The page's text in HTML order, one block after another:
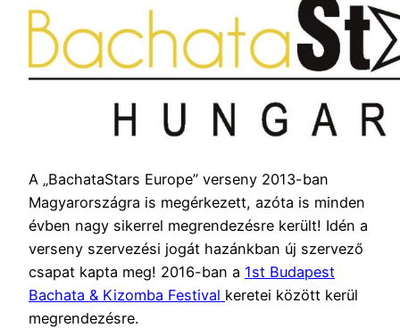
A „BachataStars Europe” verseny 2013-ban
Magyarországra is megérkezett, azóta is minden
évben nagy sikerrel megrendezésre került! Idén a
verseny szervezési jogát hazánkban új szervező
csapat kapta meg! 2016-ban a 1st Budapest
Bachata & Kizomba Festival keretei között kerül
megrendezésre.